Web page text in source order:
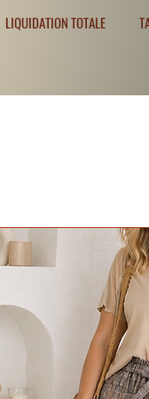
LIQUIDATION TOTALE